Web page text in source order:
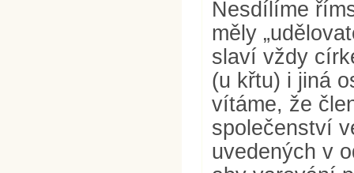
Nesdílíme
měly
slaví vždy
(u křtu) i jiná
vítáme, že
společenství
uvedených v